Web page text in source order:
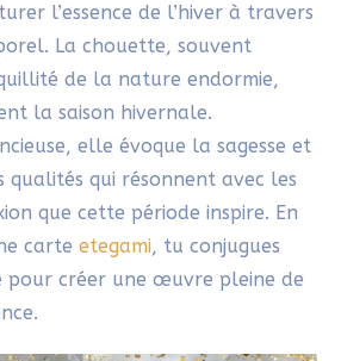
l’essence de l’hiver à travers
La chouette, souvent
de la nature endormie,
la saison hivernale.
elle évoque la sagesse et
qualités qui résonnent avec les
que cette période inspire. En
carte etegami, tu conjugues
pour créer une œuvre pleine de